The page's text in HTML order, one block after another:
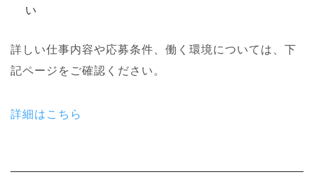
い
詳しい仕事内容や応募条件、働く環境については、下
記ページをご確認ください。
詳細はこちら